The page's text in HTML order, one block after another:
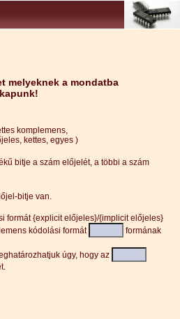
melyeknek a mondatba
komplemens,
kettes, egyes )
bitje a szám előjelét, a többi a szám
bitje van.
formát {explicit előjeles}/{implicit előjeles}
kódolási formát
formának
úgy, hogy az